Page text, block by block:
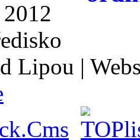
Lipou |